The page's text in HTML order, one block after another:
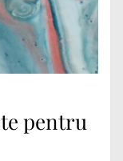
pentru